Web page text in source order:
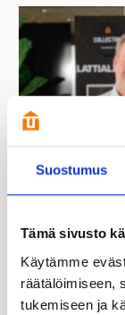
Suostumus
Tämä sivusto
Käytämme
räätälöimiseen,
tukemiseen ja
Samuli
050 352 6525